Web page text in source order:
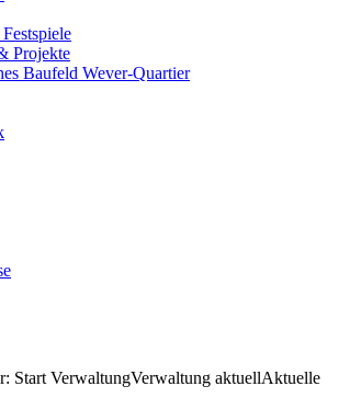
Projekte
Baufeld Wever-Quartier
Start VerwaltungVerwaltung aktuellAktuelle